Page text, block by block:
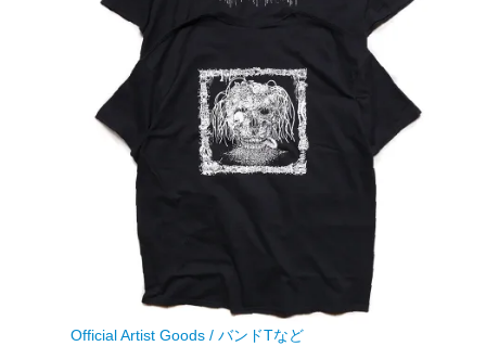
Official Artist Goods / バンドTなど